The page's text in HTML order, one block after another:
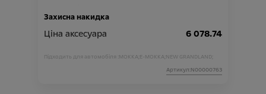
Захисна накидка
Ціна аксесуара 6 078.74
Підходить для автомобіля : MOKKA; E-MOKKA; NEW GRANDLAND;
Артикул:N00000763